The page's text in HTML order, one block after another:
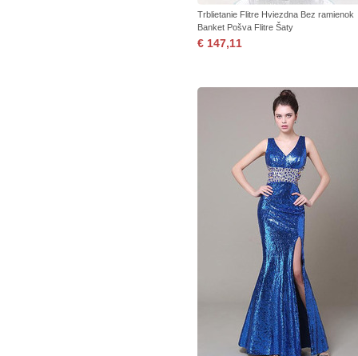
Trblietanie Flitre Hviezdna Bez ramienok
Banket Pošva Flitre Šaty
€ 147,11